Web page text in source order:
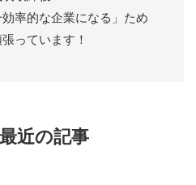
効率的な企業になる」ため
っています！
近の記事